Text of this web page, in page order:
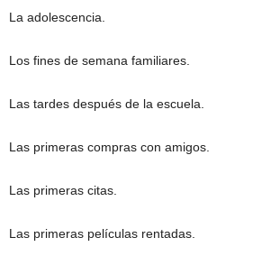
La adolescencia.
Los fines de semana familiares.
Las tardes después de la escuela.
Las primeras compras con amigos.
Las primeras citas.
Las primeras películas rentadas.